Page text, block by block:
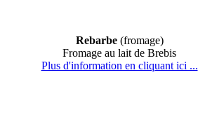
Rebarbe(fromage)
Fromage au lait de Brebis
Plus d'information en cliquant ici ...